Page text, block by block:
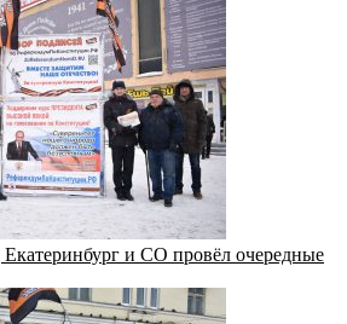
и СО провёл очередные